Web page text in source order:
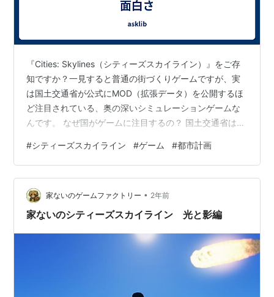
『Cities: Skylines（シティーズスカイライン）』をご存
知ですか？一見すると普通の街づくりゲームですが、実
は国土交通省が公式にMOD（拡張データ）を公開するほ
ど注目されている、奥の深いシミュレーションゲームな
んです。 なぜ国がゲームに注目するの？ 国土交通省は
MOD「SkylinesPLATEAU」を公開しました。これは日本
全国の3D都市データを使って、現実の街並みをゲーム内
で再現できるというもの。 つまり、あなたの住んでいる
街がゲームの中に登場するかもしれないということで
す。国がここまで力を入れるのは、このゲームが都市計
#シティーズスカイライン #ゲーム #都市計画
家ないのゲームファクトリー • 2年前
家ないのシティーズスカイライン 光と影編